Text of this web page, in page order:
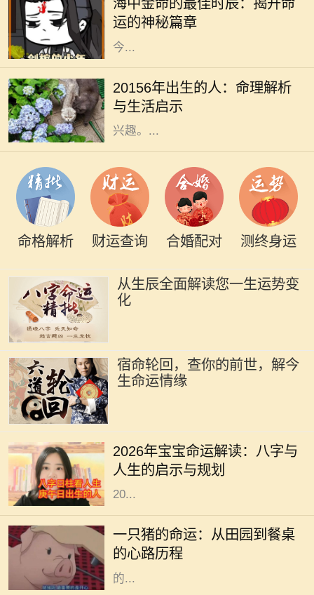
海中金命的最佳时辰：揭开命
运的神秘篇章
命，作为金命的一种，其蕴含的不仅
是金的特性，还有深厚的文化内涵。
今...
20156年出生的人：命理解析
与生活启示
在中国传统命理学中，出生年份常常
被视为一个人命运的重要标志。
20156年，随着时代的变迁，许多人
对这一年份的命理特征产生了浓厚的
兴趣。...
命格解析 财运查询 合婚配对 测终身运
从生辰全面解读您一生运势变
化
宿命轮回，查你的前世，解今
生命运情缘
2026年宝宝命运解读：八字与
人生的启示与规划
一直以来备受关注。每一个新生命的
降临，都与其出生年份、月份、日期
和时间紧密相连。从这个角度出发，
20...
一只猪的命运：从田园到餐桌
的心路历程
在阳光明媚的午后，农田里传来阵阵
悦耳的叫声，一只肥胖的猪悠然自得
地在泥土中打滚。它的生活似乎无忧
无虑，每天享受着阳光、青草和农民
的...
木命女人在五行中代表着生机与创造